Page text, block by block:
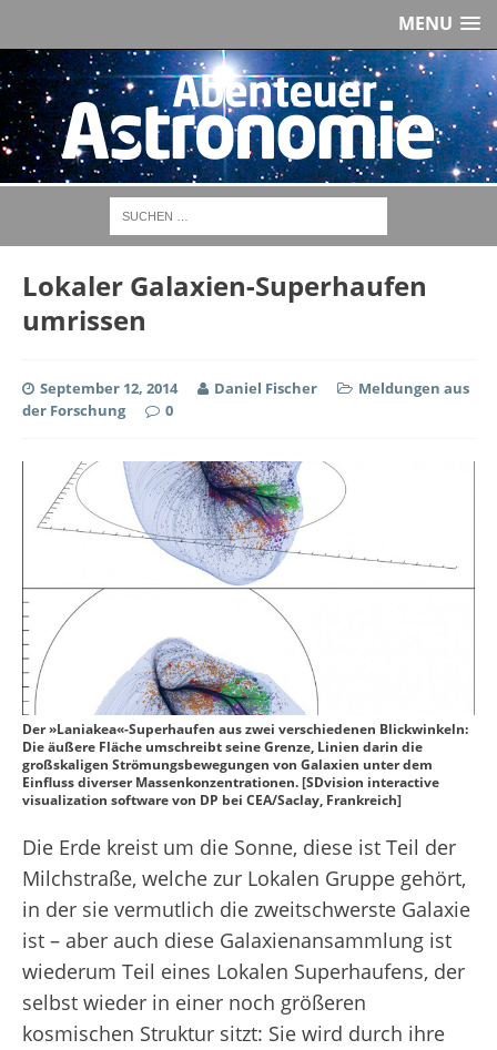
MENU
Lokaler Galaxien-Superhaufen
umrissen
September 12, 2014 Daniel Fischer
Meldungen aus
der Forschung
0
Der »Laniakea«-Superhaufen aus zwei verschiedenen Blickwinkeln:
Die äußere Fläche umschreibt seine Grenze, Linien darin die
großskaligen Strömungsbewegungen von Galaxien unter dem
Einfluss diverser Massenkonzentrationen. [SDvision interactive
visualization software von DP bei CEA/Saclay, Frankreich]
Die Erde kreist um die Sonne, diese ist Teil der
Milchstraße, welche zur Lokalen Gruppe gehört,
in der sie vermutlich die zweitschwerste Galaxie
ist – aber auch diese Galaxienansammlung ist
wiederum Teil eines Lokalen Superhaufens, der
selbst wieder in einer noch größeren
kosmischen Struktur sitzt: Sie wird durch ihre